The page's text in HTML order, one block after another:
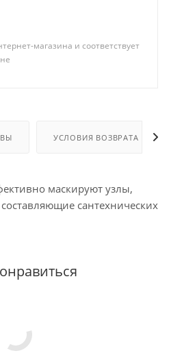
магазина и соответствует
УСЛОВИЯ ВОЗВРАТА
маскируют узлы,
сантехнических